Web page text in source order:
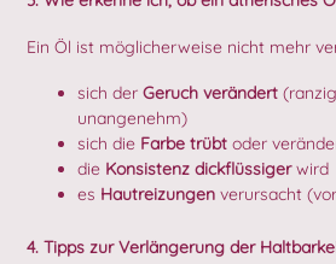
Ein Öl ist möglicherweise nicht mehr
sich der Geruch verändert
unangenehm)
sich die Farbe trübt oder
die Konsistenz dickflüssigerwird
es Hautreizungen verursacht
4. Tipps zur Verlängerung der